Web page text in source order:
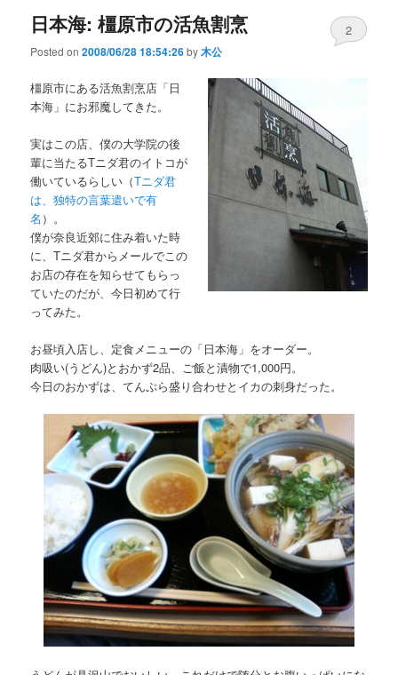
日本海: 橿原市の活魚割烹
Posted on2008/06/28 18:54:26by木公
2
橿原市にある活魚割烹店「日
本海」にお邪魔してきた。
実はこの店、僕の大学院の後
輩に当たるTニダ君のイトコが
働いているらしい（Tニダ君
は、独特の言葉遣いで有
名 ）。
僕が奈良近郊に住み着いた時
に、Tニダ君からメールでこの
お店の存在を知らせてもらっ
ていたのだが、今日初めて行
ってみた。
お昼頃入店し、定食メニューの「日本海」をオーダー。
肉吸い(うどん)とおかず2品、ご飯と漬物で1,000円。
今日のおかずは、てんぷら盛り合わせとイカの刺身だった。